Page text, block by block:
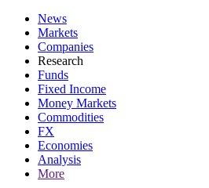
News
Markets
Companies
Research
Funds
Fixed Income
Money Markets
Commodities
FX
Economies
Analysis
More